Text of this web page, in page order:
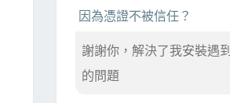
因為憑證不被信任？
謝謝你，解決了我安裝遇到
的問題